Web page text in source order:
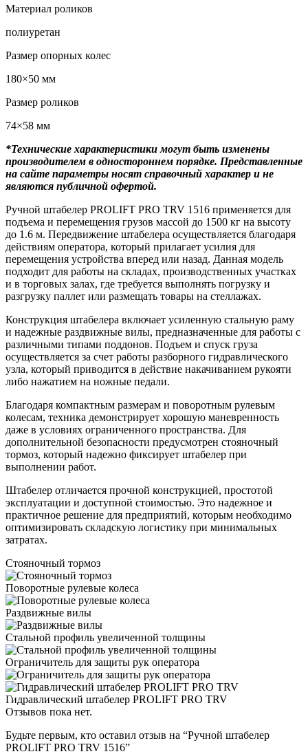
Материал роликов
полиуретан
Размер опорных колес
180×50 мм
Размер роликов
74×58 мм
*Технические характеристики могут быть изменены
производителем в одностороннем порядке. Представленные
на сайте параметры носят справочный характер и не
являются публичной офертой.
Ручной штабелер PROLIFT PRO TRV 1516 применяется для
подъема и перемещения грузов массой до 1500 кг на высоту
до 1.6 м. Передвижение штабелера осуществляется благодаря
действиям оператора, который прилагает усилия для
перемещения устройства вперед или назад. Данная модель
подходит для работы на складах, производственных участках
и в торговых залах, где требуется выполнять погрузку и
разгрузку паллет или размещать товары на стеллажах.
Конструкция штабелера включает усиленную стальную раму
и надежные раздвижные вилы, предназначенные для работы с
различными типами поддонов. Подъем и спуск груза
осуществляется за счет работы разборного гидравлического
узла, который приводится в действие накачиванием рукояти
либо нажатием на ножные педали.
Благодаря компактным размерам и поворотным рулевым
колесам, техника демонстрирует хорошую маневренность
даже в условиях ограниченного пространства. Для
дополнительной безопасности предусмотрен стояночный
тормоз, который надежно фиксирует штабелер при
выполнении работ.
Штабелер отличается прочной конструкцией, простотой
эксплуатации и доступной стоимостью. Это надежное и
практичное решение для предприятий, которым необходимо
оптимизировать складскую логистику при минимальных
затратах.
Стояночный тормоз
Поворотные рулевые колеса
Раздвижные вилы
Стальной профиль увеличенной толщины
Ограничитель для защиты рук оператора
Гидравлический штабелер PROLIFT PRO TRV
Отзывов пока нет.
Будьте первым, кто оставил отзыв на “Ручной штабелер
PROLIFT PRO TRV 1516”